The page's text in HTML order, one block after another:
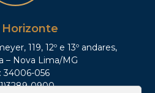
Horizonte
119, 12º e 13º andares,
– Nova Lima/MG
34006-056
0900